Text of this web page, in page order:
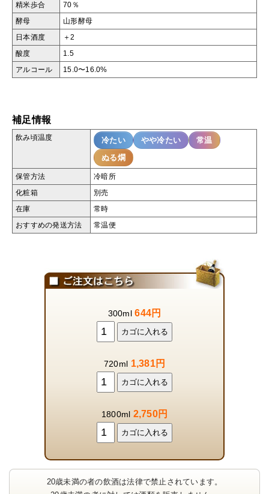
精米歩合 70％
酵母 山形酵母
日本酒度 ＋2
酸度 1.5
アルコール 15.0〜16.0%
補足情報
飲み頃温度 冷たい やや冷たい
常温
ぬる燗
保管方法 冷暗所
化粧箱 別売
在庫 常時
おすすめの発送方法 常温便
300ml644円
720ml 1,381円
1800ml 2,750円
20歳未満の者の飲酒は法律で禁止されています。